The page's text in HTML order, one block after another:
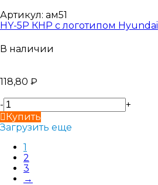
Артикул: ам51
HY-5P КНР с логотипом Hyundai
В наличии
118,80 ₽
-
+
Купить
Загрузить еще
1
2
3
→